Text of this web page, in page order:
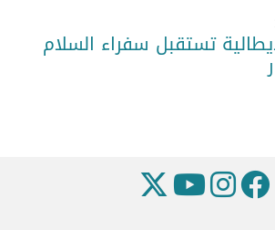
تستقبل سفراء السلام